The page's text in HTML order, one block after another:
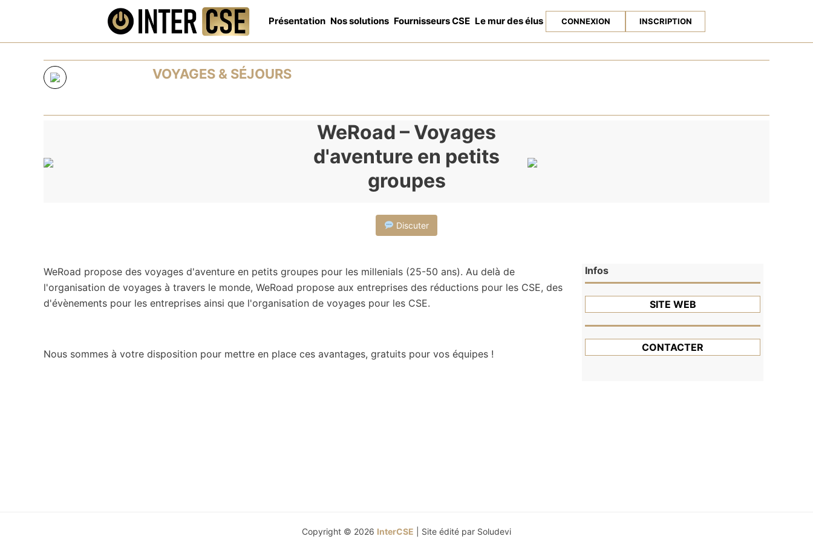
Présentation Nos solutions Fournisseurs CSE Le mur des élus CONNEXION INSCRIPTION
VOYAGES & SÉJOURS
WeRoad – Voyages
d'aventure en petits
groupes
Discuter
WeRoad propose des voyages d'aventure en petits groupes pour les millenials (25-50 ans). Au delà de
l'organisation de voyages à travers le monde, WeRoad propose aux entreprises des réductions pour les CSE, des
d'évènements pour les entreprises ainsi que l'organisation de voyages pour les CSE.
Nous sommes à votre disposition pour mettre en place ces avantages, gratuits pour vos équipes !
Infos
SITE WEB
CONTACTER
Copyright © 2026 InterCSE | Site édité par Soludevi
Panneau de gestion des cookies